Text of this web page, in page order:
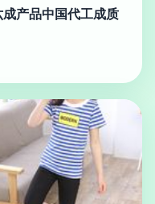
产品中国代工成质